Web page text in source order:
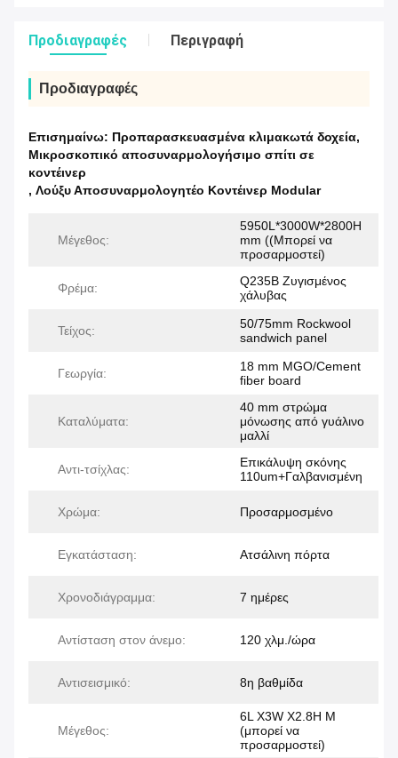
Προδιαγραφές Περιγραφή
Προδιαγραφές
Επισημαίνω: Προπαρασκευασμένα κλιμακωτά δοχεία,
Μικροσκοπικό αποσυναρμολογήσιμο σπίτι σε
κοντέινερ
, Λούξυ Αποσυναρμολογητέο Κοντέινερ Modular
Μέγεθος:
5950L*3000W*2800H
mm ((Μπορεί να
προσαρμοστεί)
Φρέμα:
Q235B Ζυγισμένος
χάλυβας
Τείχος:
50/75mm Rockwool
sandwich panel
Γεωργία:
18 mm MGO/Cement
fiber board
Καταλύματα:
40 mm στρώμα
μόνωσης από γυάλινο
μαλλί
Αντι-τσίχλας:
Επικάλυψη σκόνης
110um+Γαλβανισμένη
Χρώμα: Προσαρμοσμένο
Εγκατάσταση: Ατσάλινη πόρτα
Χρονοδιάγραμμα: 7 ημέρες
Αντίσταση στον άνεμο: 120 χλμ./ώρα
Αντισεισμικό: 8η βαθμίδα
Μέγεθος:
6L X3W X2.8H M
(μπορεί να
προσαρμοστεί)